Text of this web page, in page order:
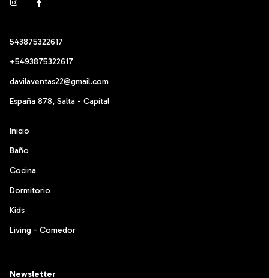
543875322617
+5493875322617
davilaventas22@gmail.com
España 878, Salta - Capítal
Inicio
Baño
Cocina
Dormitorio
Kids
Living - Comedor
Newsletter